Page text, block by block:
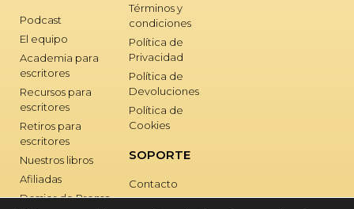
Podcast
El equipo
Academia para
escritores
Recursos para
escritores
Retiros para
escritores
Nuestros libros
Afiliadas
Dossier de Prensa
Términos y
condiciones
Política de
Privacidad
Política de
Devoluciones
Política de
Cookies
SOPORTE
Contacto